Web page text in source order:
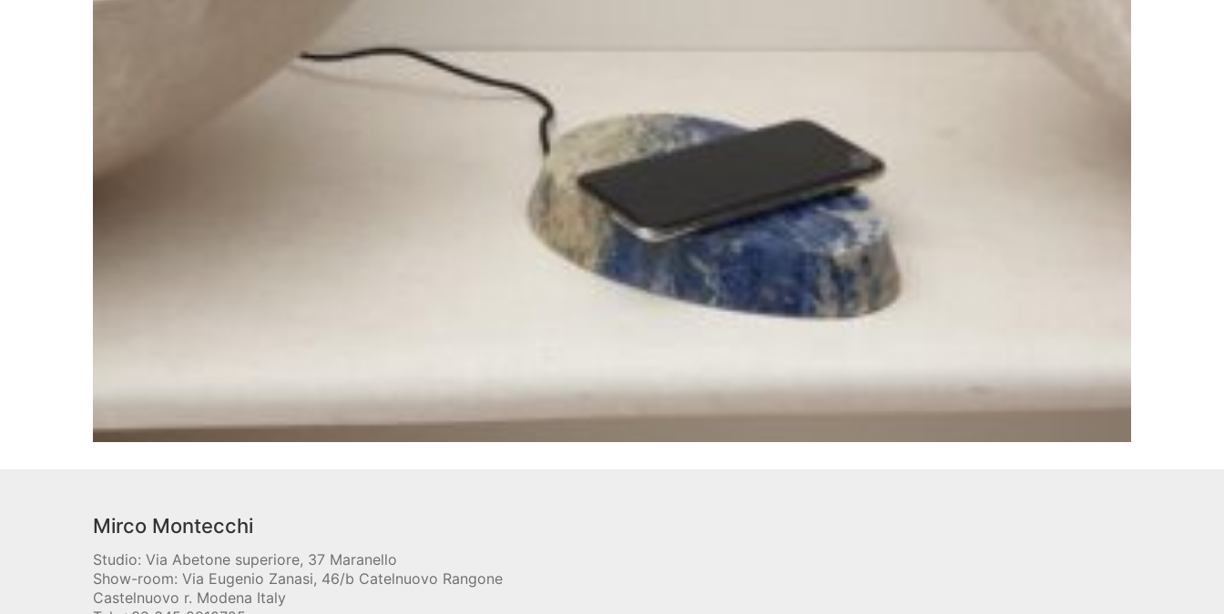
Mirco Montecchi
Studio: Via Abetone superiore, 37 Maranello
Show-room: Via Eugenio Zanasi, 46/b Catelnuovo Rangone
Castelnuovo r. Modena Italy